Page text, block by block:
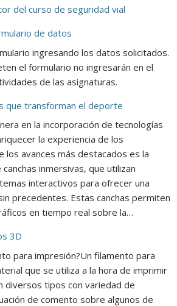
del curso de seguridad vial
de datos
ingresando los datos solicitados.
el formulario no ingresarán en el
de las asignaturas.
que transforman el deporte
en la incorporación de tecnologías
la experiencia de los
los avances más destacados es la
inmersivas, que utilizan
interactivos para ofrecer una
precedentes. Estas canchas permiten
en tiempo real sobre la…
3D
para impresión?Un filamento para
que se utiliza a la hora de imprimir
diversos tipos con variedad de
de comento sobre algunos de